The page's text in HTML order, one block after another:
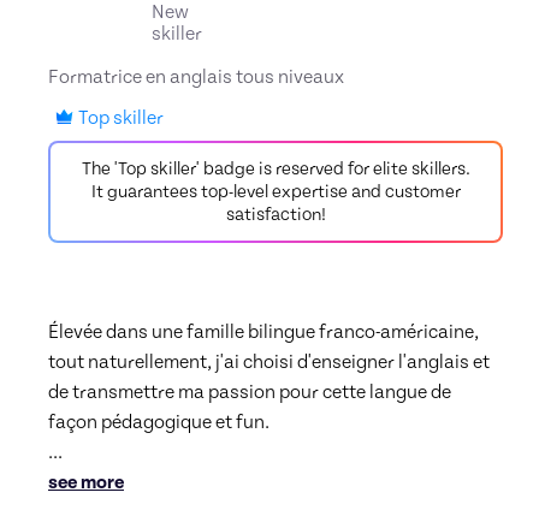
New
skiller
Formatrice en anglais tous niveaux
Top skiller
The 'Top skiller' badge is reserved for elite skillers.
It guarantees top-level expertise and customer
satisfaction!
Élevée dans une famille bilingue franco-américaine,
tout naturellement, j'ai choisi d'enseigner l'anglais et
de transmettre ma passion pour cette langue de
...
see more